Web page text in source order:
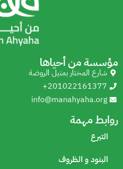
مؤسسة من أحياها
شارع المختار بمنيل الروضة
+201022161377
info@manahyaha.org
روابط مهمة
التبرع
البنود و الظروف